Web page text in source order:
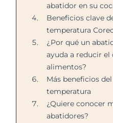
abatidor en su
Beneficios clave
temperatura
¿Por qué un
ayuda a reducir el
alimentos?
Más beneficios
temperatura
¿Quiere conocer
abatidores?